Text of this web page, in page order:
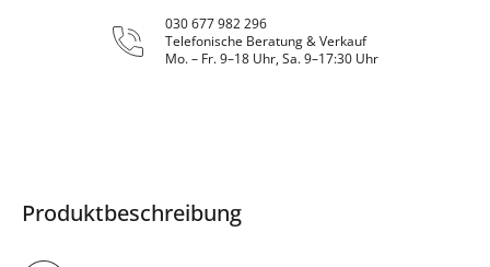
030 677 982 296
Telefonische Beratung & Verkauf
Mo. – Fr. 9–18 Uhr, Sa. 9–17:30 Uhr
Produktbeschreibung